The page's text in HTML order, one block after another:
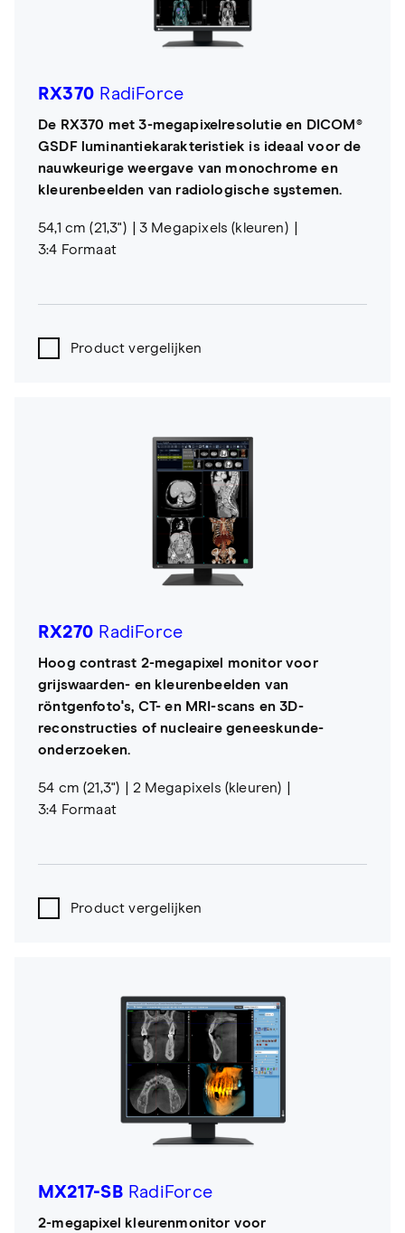
RX370 RadiForce
De RX370 met 3-megapixelresolutie en DICOM®
GSDF luminantiekarakteristiek is ideaal voor de
nauwkeurige weergave van monochrome en
kleurenbeelden van radiologische systemen.
54,1 cm (21,3")
3 Megapixels (kleuren)
3:4 Formaat
Product vergelijken
RX270 RadiForce
Hoog contrast 2-megapixel monitor voor
grijswaarden- en kleurenbeelden van
röntgenfoto's, CT- en MRI-scans en 3D-
reconstructies of nucleaire geneeskunde-
onderzoeken.
54 cm (21,3")
2 Megapixels (kleuren)
3:4 Formaat
Product vergelijken
MX217-SBRadiForce
2-megapixel kleurenmonitor voor